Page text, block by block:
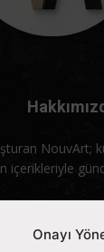
Onayı
NouvArt;
içerikleriyle